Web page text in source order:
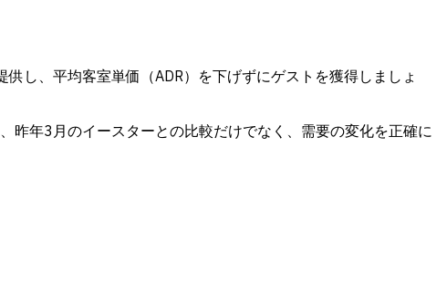
供し、平均客室単価（ADR）を下げずにゲストを獲得しましょ
昨年3月のイースターとの比較だけでなく、需要の変化を正確に